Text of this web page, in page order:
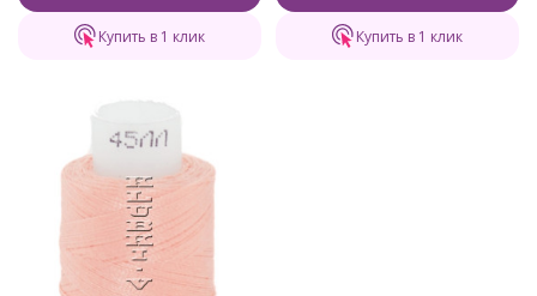
Купить в 1 клик Купить в 1 клик